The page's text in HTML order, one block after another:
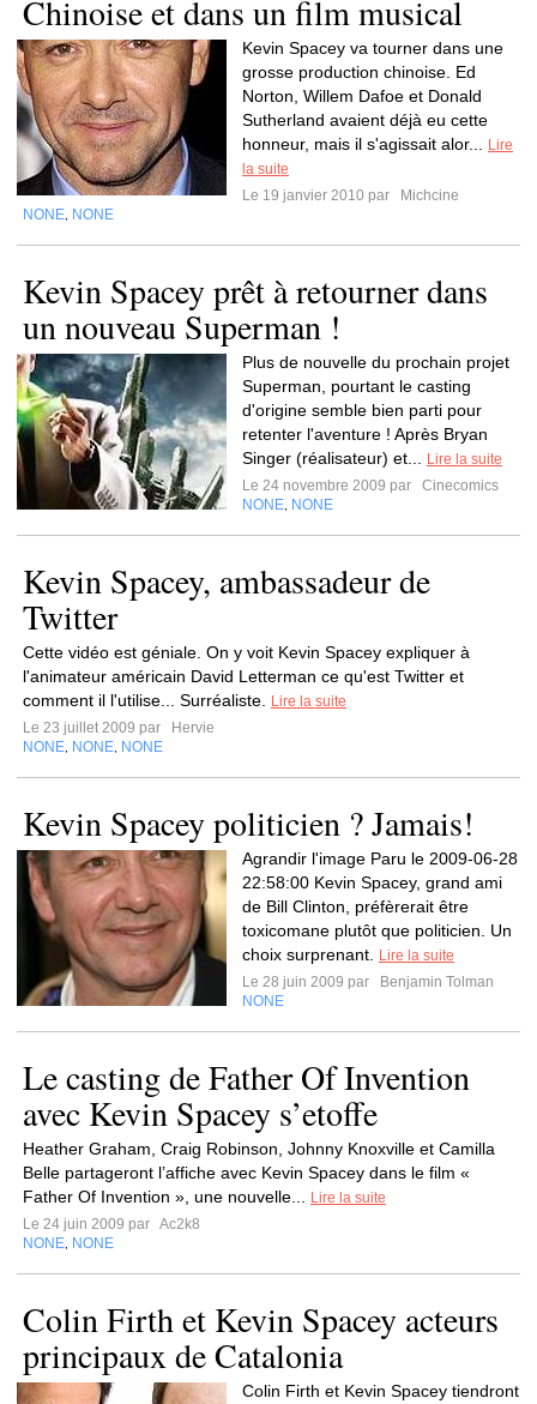
Chinoise et dans un film musical
Kevin Spacey va tourner dans une
grosse production chinoise. Ed
Norton, Willem Dafoe et Donald
Sutherland avaient déjà eu cette
honneur, mais il s'agissait alor...
Lire
la suite
Le 19 janvier 2010 par
Michcine
NONE NONE
Kevin Spacey prêt à retourner dans
un nouveau Superman !
Plus de nouvelle du prochain projet
Superman, pourtant le casting
d'origine semble bien parti pour
retenter l'aventure ! Après Bryan
Singer (réalisateur) et...
Lire la suite
Le 24 novembre 2009 par
Cinecomics
NONE NONE
Kevin Spacey, ambassadeur de
Twitter
Cette vidéo est géniale. On y voit Kevin Spacey expliquer à
l'animateur américain David Letterman ce qu'est Twitter et
comment il l'utilise... Surréaliste.
Lire la suite
Le 23 juillet 2009 par
Hervie
NONE NONE NONE
Kevin Spacey politicien ? Jamais!
Agrandir l'image Paru le 2009-06-28
22:58:00 Kevin Spacey, grand ami
de Bill Clinton, préfèrerait être
toxicomane plutôt que politicien. Un
choix surprenant.
Lire la suite
Le 28 juin 2009 par
Benjamin Tolman
NONE
Le casting de Father Of Invention
avec Kevin Spacey s’etoffe
Heather Graham, Craig Robinson, Johnny Knoxville et Camilla
Belle partageront l’affiche avec Kevin Spacey dans le film «
Father Of Invention », une nouvelle...
Lire la suite
Le 24 juin 2009 par Ac2k8
NONE NONE
Colin Firth et Kevin Spacey acteurs
principaux de Catalonia
Colin Firth et Kevin Spacey tiendront